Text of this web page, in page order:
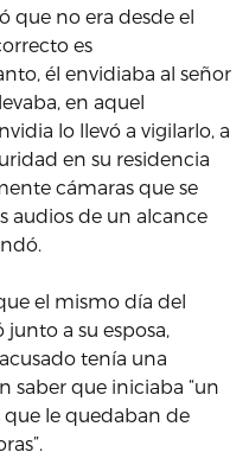
que no era desde el
es
él envidiaba al señor
en aquel
lo llevó a vigilarlo, a
en su residencia
cámaras que se
audios de un alcance
el mismo día del
junto a su esposa,
tenía una
saber que iniciaba “un
que le quedaban de